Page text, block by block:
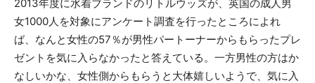
2013年度に水着ブランドのリトルウッズが、英国の成人男
女1000人を対象にアンケート調査を行ったところによれ
ば、なんと女性の57％が男性パートーナーからもらったプレ
ゼントを気に入らなかったと答えている。一方男性の方はか
なしいかな、女性側からもらうと大体嬉しいようで、気に入